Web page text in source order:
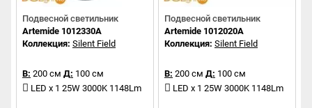
Подвесной светильник
Artemide 1012330A
Коллекция: Silent Field
В: 200 см Д: 100 см
LED x 1 25W 3000K 1148Lm
Подвесной светильник
Artemide 1012020A
Коллекция: Silent Field
В: 200 см Д: 100 см
LED x 1 25W 3000K 1148Lm